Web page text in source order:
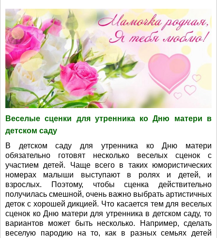
Веселые сценки для утренника ко Дню матери в
детском саду
В детском саду для утренника ко Дню матери
обязательно готовят несколько веселых сценок с
участием детей. Чаще всего в таких юмористических
номерах малыши выступают в ролях и детей, и
взрослых. Поэтому, чтобы сценка действительно
получилась смешной, очень важно выбрать артистичных
деток с хорошей дикцией. Что касается тем для веселых
сценок ко Дню матери для утренника в детском саду, то
вариантов может быть несколько. Например, сделать
веселую пародию на то, как в разных семьях детей